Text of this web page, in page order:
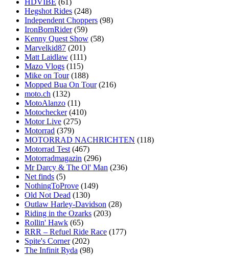
Hegshot Rides (248)
Independent Choppers (98)
IronBornRider (59)
Kenny Quest Show (58)
Marvelkid87 (201)
Matt Laidlaw (111)
Mazo Vlogs (115)
Mike on Tour (188)
Mopped Bua On Tour (216)
moto.ch (132)
MotoAlanzo (11)
Motochecker (410)
Motor Live (275)
Motorrad (379)
MOTORRAD NACHRICHTEN (118)
Motorrad Test (467)
Motorradmagazin (296)
Mr Darcy & The Ol' Man (236)
Net finds (5)
NothingToProve (149)
Old Not Dead (130)
Outlaw Harley-Davidson (28)
Riding in the Ozarks (203)
Rollin' Hawk (65)
RRR – Refuel Ride Race (177)
Spite's Corner (202)
The Infinit Ryda (98)